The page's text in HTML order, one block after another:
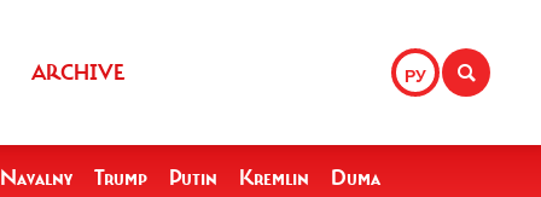
РУ
ARCHIVE
Navalny Trump Putin Kremlin Duma